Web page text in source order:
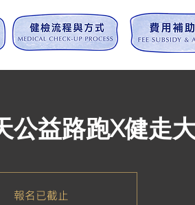
公益路跑X健走
報名已截止